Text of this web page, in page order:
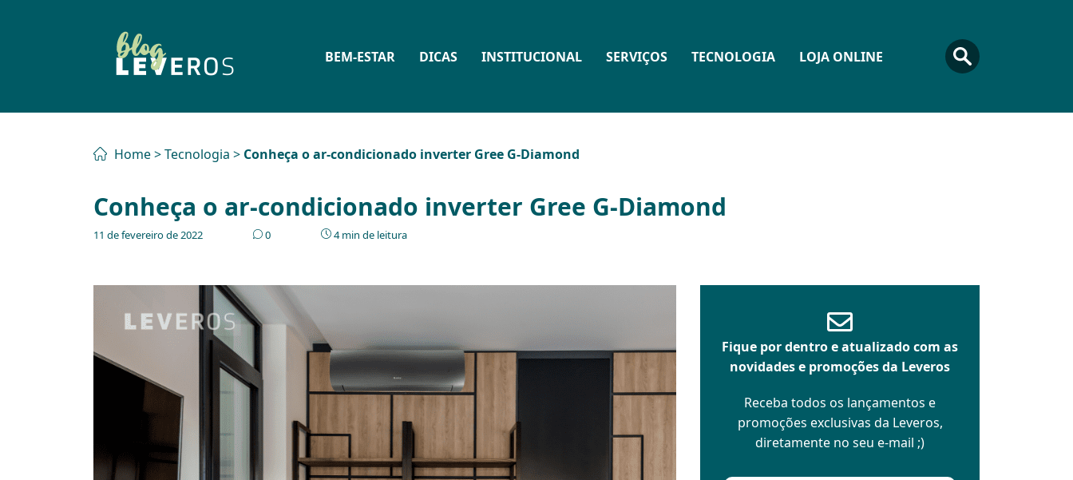
BEM-ESTAR DICAS INSTITUCIONAL SERVIÇOS TECNOLOGIA LOJA ONLINE
Home>Tecnologia > Conheça o ar-condicionado inverter Gree G-Diamond
Conheça o ar-condicionado inverter Gree G-Diamond
11 de fevereiro de 2022 0 4 min de leitura
Fique por dentro e atualizado com as
novidades e promoções da Leveros
Receba todos os lançamentos e
promoções exclusivas da Leveros,
diretamente no seu e-mail ;)